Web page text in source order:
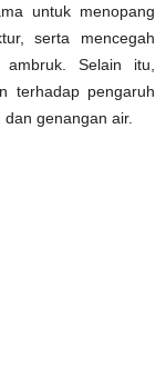
untuk menopang
serta mencegah
Selain itu,
terhadap pengaruh
genangan air.